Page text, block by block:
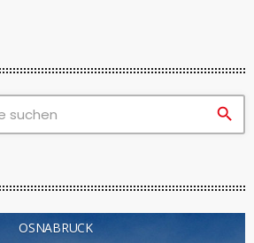
search
OSNABRÜCK